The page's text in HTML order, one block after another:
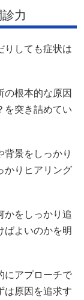
力
りしても症状は
の根本的な原因
を突き詰めてい
背景をしっかり
かりヒアリング
かをしっかり追
ばよいのかを明
にアプローチで
は原因を追求す